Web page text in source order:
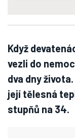
Když
vezli do
dva dny
její tělesná
stupňů na 34.